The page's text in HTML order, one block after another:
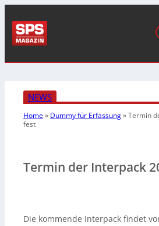
NEWS
Home» Dummy für Erfassung»Termin
fest
Termin der Interpack
Die kommende Interpack findet